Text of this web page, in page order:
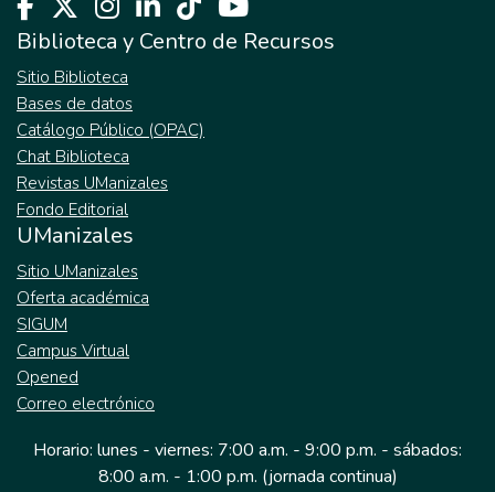
Biblioteca y Centro de Recursos
Sitio Biblioteca
Bases de datos
Catálogo Público (OPAC)
Chat Biblioteca
Revistas UManizales
Fondo Editorial
UManizales
Sitio UManizales
Oferta académica
SIGUM
Campus Virtual
Opened
Correo electrónico
Horario: lunes - viernes: 7:00 a.m. - 9:00 p.m. - sábados:
8:00 a.m. - 1:00 p.m. (jornada continua)